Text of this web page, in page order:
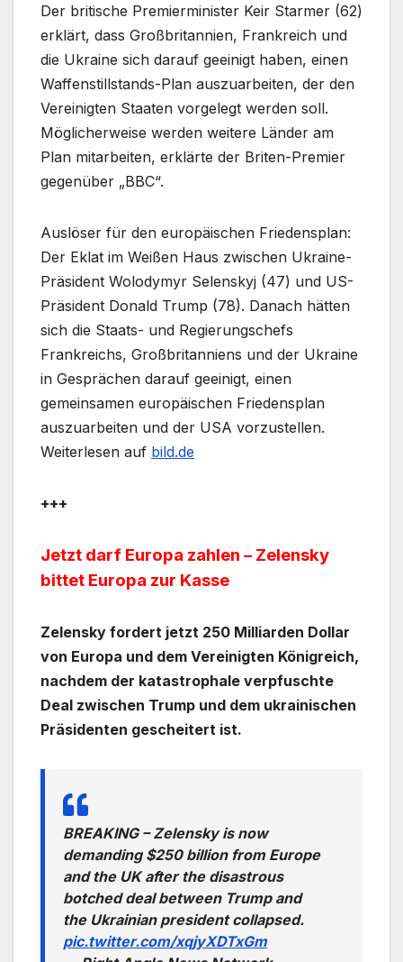
Der britische Premierminister Keir Starmer (62)
erklärt, dass Großbritannien, Frankreich und
die Ukraine sich darauf geeinigt haben, einen
Waffenstillstands-Plan auszuarbeiten, der den
Vereinigten Staaten vorgelegt werden soll.
Möglicherweise werden weitere Länder am
Plan mitarbeiten, erklärte der Briten-Premier
gegenüber „BBC“.
Auslöser für den europäischen Friedensplan:
Der Eklat im Weißen Haus zwischen Ukraine-
Präsident Wolodymyr Selenskyj (47) und US-
Präsident Donald Trump (78). Danach hätten
sich die Staats- und Regierungschefs
Frankreichs, Großbritanniens und der Ukraine
in Gesprächen darauf geeinigt, einen
gemeinsamen europäischen Friedensplan
auszuarbeiten und der USA vorzustellen.
Weiterlesen auf bild.de
+++
Jetzt darf Europa zahlen – Zelensky
bittet Europa zur Kasse
Zelensky fordert jetzt 250 Milliarden Dollar
von Europa und dem Vereinigten Königreich,
nachdem der katastrophale verpfuschte
Deal zwischen Trump und dem ukrainischen
Präsidenten gescheitert ist.
BREAKING – Zelensky is now
demanding $250 billion from Europe
and the UK after the disastrous
botched deal between Trump and
the Ukrainian president collapsed.
pic.twitter.com/xqjyXDTxGm